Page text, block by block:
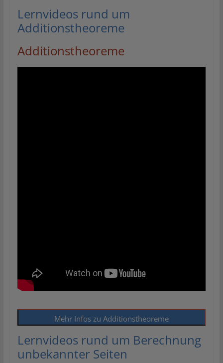
Lernvideos rund um
Additionstheoreme
Additionstheoreme
Mehr Infos zu Additionstheoreme
Lernvideos rund um Berechnung
unbekannter Seiten